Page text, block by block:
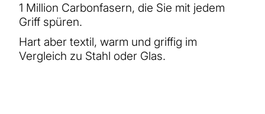
1 Million Carbonfasern, die Sie mit jedem
Griff spüren.
Hart aber textil, warm und griffig im
Vergleich zu Stahl oder Glas.